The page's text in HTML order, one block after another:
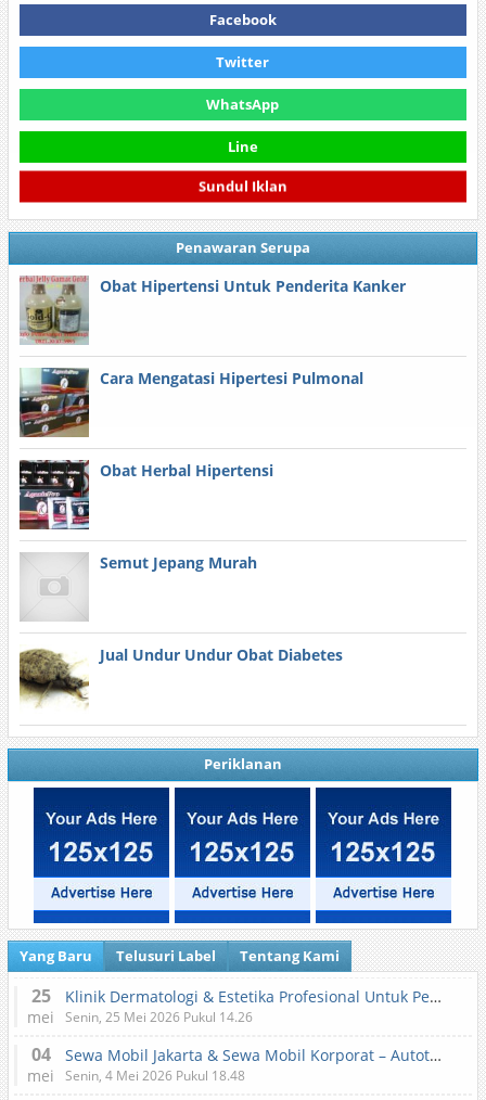
Facebook
Twitter
WhatsApp
Line
Sundul Iklan
Penawaran Serupa
Obat Hipertensi Untuk Penderita Kanker
Cara Mengatasi Hipertesi Pulmonal
Obat Herbal Hipertensi
Semut Jepang Murah
Jual Undur Undur Obat Diabetes
Periklanan
Yang Baru Telusuri Label Tentang Kami
25
mei
Klinik Dermatologi & Estetika Profesional Untuk Perawatan Kulit dan Kecantikan
Senin, 25 Mei 2026 Pukul 14.26
04
mei
Sewa Mobil Jakarta & Sewa Mobil Korporat – Autotranz Indonesia
Senin, 4 Mei 2026 Pukul 18.48